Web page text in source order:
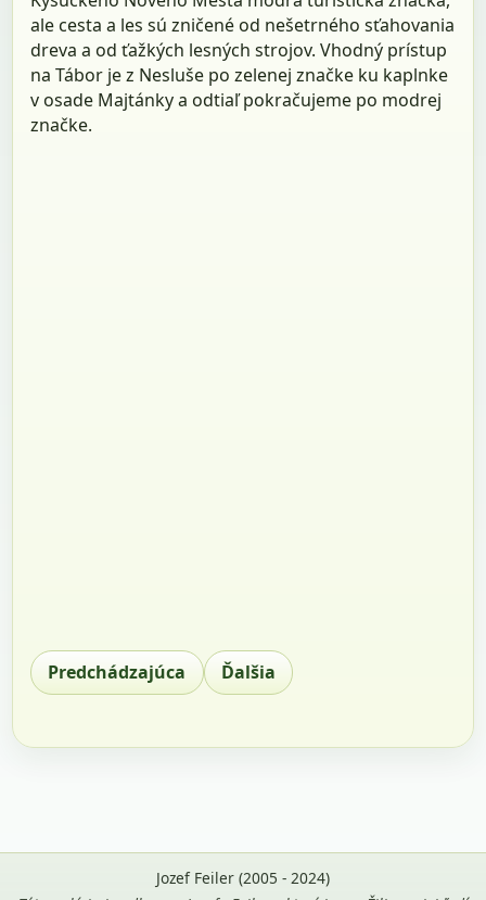
ale cesta a les sú zničené od nešetrného sťahovania
dreva a od ťažkých lesných strojov. Vhodný prístup
na Tábor je z Nesluše po zelenej značke ku kaplnke
v osade Majtánky a odtiaľ pokračujeme po modrej
značke.
Predchádzajúca Ďalšia
Jozef Feiler (2005 - 2024)